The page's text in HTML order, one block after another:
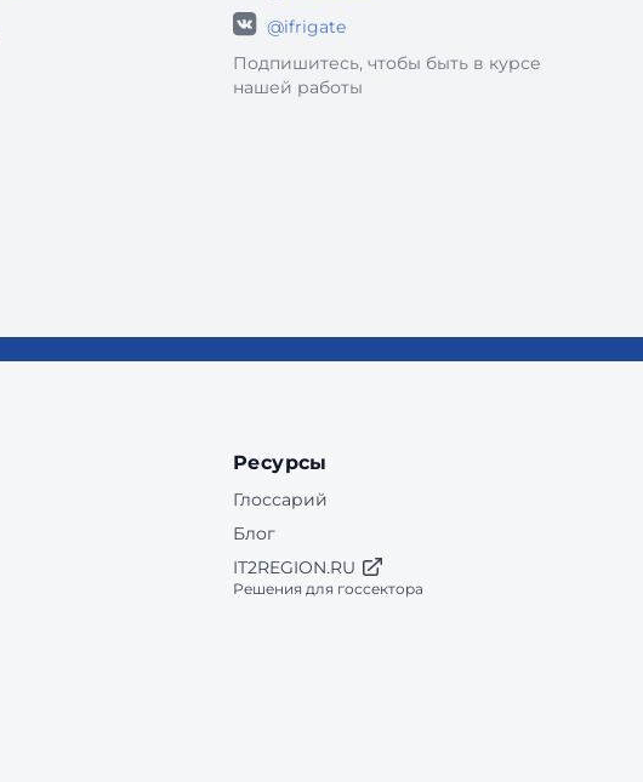
@ifrigate
Подпишитесь, чтобы быть в курсе
нашей работы
Ресурсы
Глоссарий
Блог
IT2REGION.RU
Решения для госсектора